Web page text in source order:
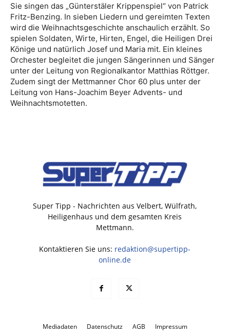
Sie singen das „Günterstäler Krippenspiel“ von Patrick
Fritz-Benzing. In sieben Liedern und gereimten Texten
wird die Weihnachtsgeschichte anschaulich erzählt. So
spielen Soldaten, Wirte, Hirten, Engel, die Heiligen Drei
Könige und natürlich Josef und Maria mit. Ein kleines
Orchester begleitet die jungen Sängerinnen und Sänger
unter der Leitung von Regionalkantor Matthias Röttger.
Zudem singt der Mettmanner Chor 60 plus unter der
Leitung von Hans-Joachim Beyer Advents- und
Weihnachtsmotetten.
Super Tipp - Nachrichten aus Velbert, Wülfrath,
Heiligenhaus und dem gesamten Kreis
Mettmann.
Kontaktieren Sie uns: redaktion@supertipp-
online.de
Mediadaten Datenschutz AGB Impressum